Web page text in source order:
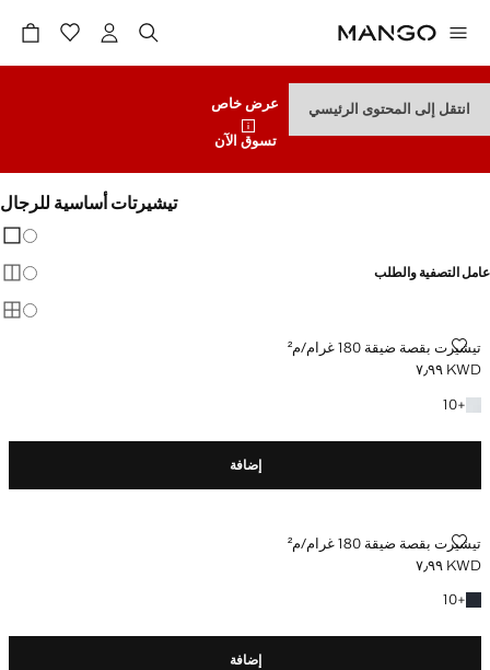
انتقل إلى المحتوى الرئيسي
عرض خاص
تسوق الآن
تيشيرتات أساسية للرجال
عامل التصفية والطلب
تيشيرت بقصة ضيقة 180 غرام/م²
تيشيرت بقصة ضيقة 180 غرام/م²
السعر الحالي [KWD ٧٫٩٩ ]
KWD ٧٫٩٩
+
10+10 المزيد من الألوان
إضافة
تيشيرت بقصة ضيقة 180 غرام/م²
تيشيرت بقصة ضيقة 180 غرام/م²
السعر الحالي [KWD ٧٫٩٩ ]
KWD ٧٫٩٩
+
10+10 المزيد من الألوان
إضافة